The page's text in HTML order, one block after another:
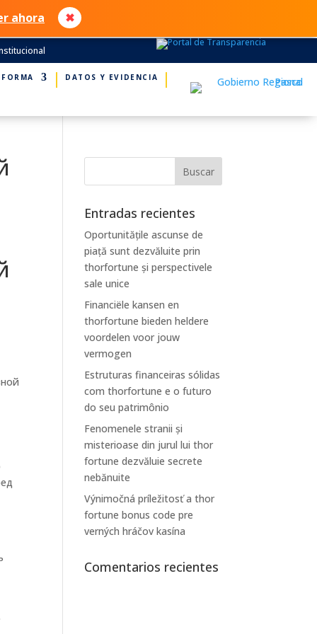
DATOS Y EVIDENCIA
Entradas recientes
Oportunitățile ascunse de
piață sunt dezvăluite prin
thorfortune și perspectivele
sale unice
Financiële kansen en
thorfortune bieden heldere
voordelen voor jouw
vermogen
Estruturas financeiras sólidas
com thorfortune e o futuro
do seu patrimônio
Fenomenele stranii și
misterioase din jurul lui thor
fortune dezvăluie secrete
nebănuite
Výnimočná príležitosť a thor
fortune bonus code pre
verných hráčov kasína
Comentarios recientes
ahora ✖